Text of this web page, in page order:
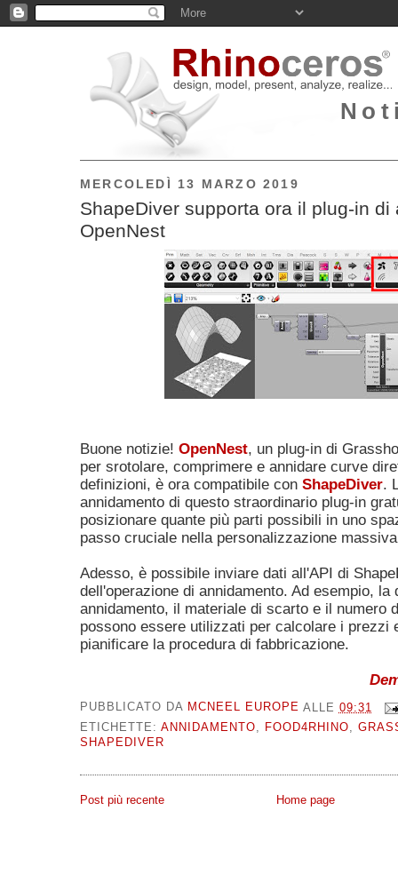
MERCOLEDÌ 13 MARZO 2019
ShapeDiver supporta ora il plug-in di
OpenNest
Buone notizie! OpenNest, un plug-in di
per srotolare, comprimere e annidare curve
definizioni, è ora compatibile con ShapeDiver.
annidamento di questo straordinario plug-in
posizionare quante più parti possibili in uno
passo cruciale nella personalizzazione
Adesso, è possibile inviare dati all'API di
dell'operazione di annidamento. Ad esempio, la
annidamento, il materiale di scarto e il numero
possono essere utilizzati per calcolare i prezzi
pianificare la procedura di fabbricazione.
PUBBLICATO DA MCNEEL EUROPE ALLE 09:31
ETICHETTE: ANNIDAMENTO, FOOD4RHINO,
SHAPEDIVER
Post più recente Home page